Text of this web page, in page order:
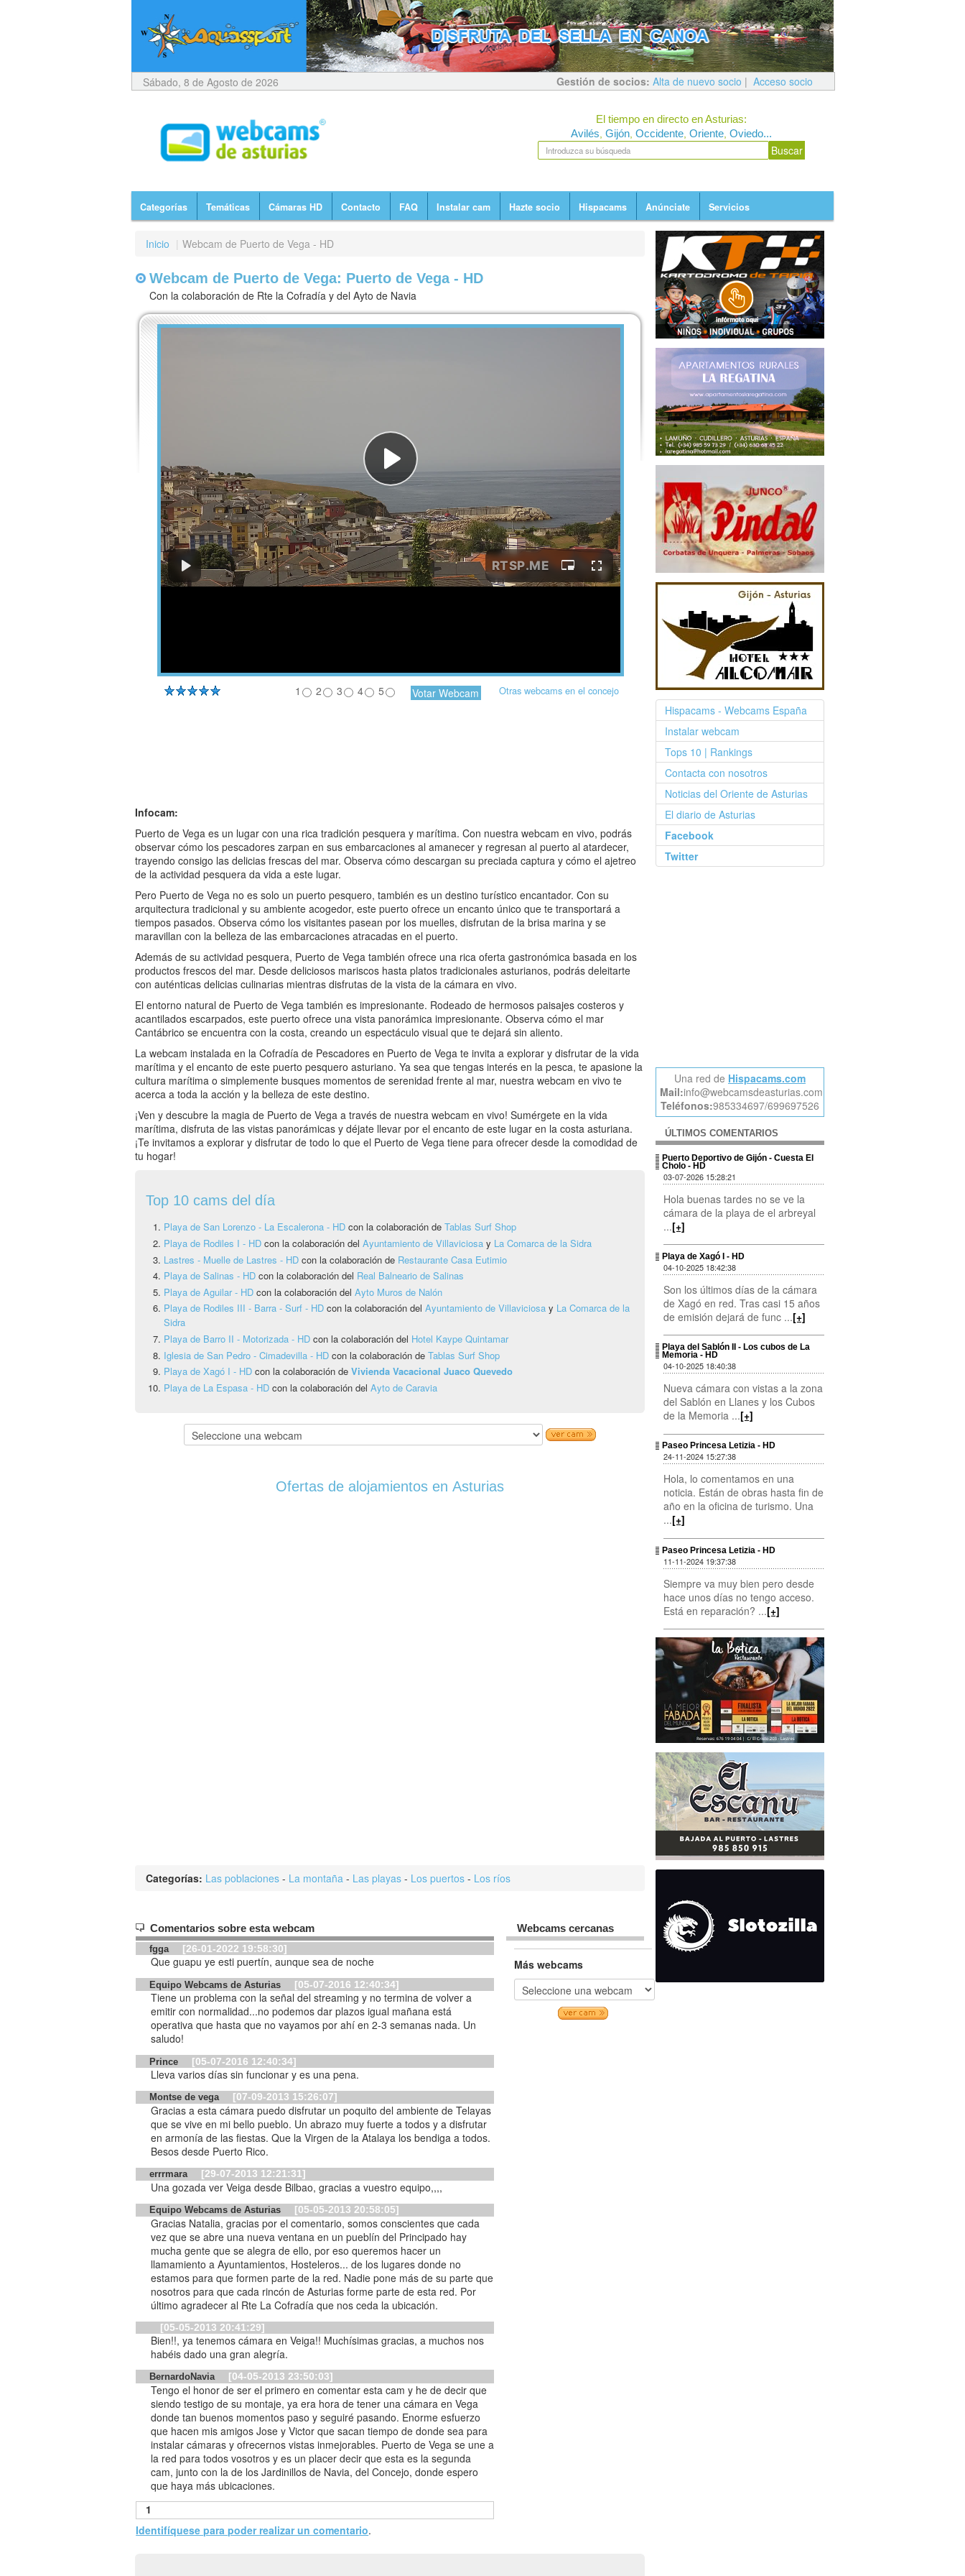
Sábado, 8 de Agosto de 2026 Acceso socio
Gestión de socios: Alta de nuevo socio |
El tiempo en directo en Asturias:
Avilés, Gijón, Occidente, Oriente, Oviedo...
Categorías Temáticas Cámaras HD Contacto FAQ Instalar cam Hazte socio Hispacams Anúnciate Servicios
Inicio | Webcam de Puerto de Vega - HD
Webcam de Puerto de Vega: Puerto de Vega - HD
Con la colaboración de Rte la Cofradía y del Ayto de Navia
1 2 3 4 5 Otras webcams en el concejo
Infocam:
Puerto de Vega es un lugar con una rica tradición pesquera y marítima. Con nuestra webcam en vivo, podrás
observar cómo los pescadores zarpan en sus embarcaciones al amanecer y regresan al puerto al atardecer,
trayendo consigo las delicias frescas del mar. Observa cómo descargan su preciada captura y cómo el ajetreo
de la actividad pesquera da vida a este lugar.
Pero Puerto de Vega no es solo un puerto pesquero, también es un destino turístico encantador. Con su
arquitectura tradicional y su ambiente acogedor, este puerto ofrece un encanto único que te transportará a
tiempos pasados. Observa cómo los visitantes pasean por los muelles, disfrutan de la brisa marina y se
maravillan con la belleza de las embarcaciones atracadas en el puerto.
Además de su actividad pesquera, Puerto de Vega también ofrece una rica oferta gastronómica basada en los
productos frescos del mar. Desde deliciosos mariscos hasta platos tradicionales asturianos, podrás deleitarte
con auténticas delicias culinarias mientras disfrutas de la vista de la cámara en vivo.
El entorno natural de Puerto de Vega también es impresionante. Rodeado de hermosos paisajes costeros y
acantilados escarpados, este puerto ofrece una vista panorámica impresionante. Observa cómo el mar
Cantábrico se encuentra con la costa, creando un espectáculo visual que te dejará sin aliento.
La webcam instalada en la Cofradía de Pescadores en Puerto de Vega te invita a explorar y disfrutar de la vida
marítima y el encanto de este puerto pesquero asturiano. Ya sea que tengas interés en la pesca, te apasione la
cultura marítima o simplemente busques momentos de serenidad frente al mar, nuestra webcam en vivo te
acerca a toda la acción y la belleza de este destino.
¡Ven y descubre la magia de Puerto de Vega a través de nuestra webcam en vivo! Sumérgete en la vida
marítima, disfruta de las vistas panorámicas y déjate llevar por el encanto de este lugar en la costa asturiana.
¡Te invitamos a explorar y disfrutar de todo lo que el Puerto de Vega tiene para ofrecer desde la comodidad de
tu hogar!
Top 10 cams del día
Playa de San Lorenzo - La Escalerona - HD con la colaboración de Tablas Surf Shop
Playa de Rodiles I - HD con la colaboración del Ayuntamiento de Villaviciosa y La Comarca de la Sidra
Lastres - Muelle de Lastres - HD con la colaboración de Restaurante Casa Eutimio
Playa de Salinas - HD con la colaboración del Real Balneario de Salinas
Playa de Aguilar - HD con la colaboración del Ayto Muros de Nalón
Playa de Rodiles III - Barra - Surf - HD con la colaboración del Ayuntamiento de Villaviciosa y La Comarca de la
Sidra
Playa de Barro II - Motorizada - HD con la colaboración del Hotel Kaype Quintamar
Iglesia de San Pedro - Cimadevilla - HD con la colaboración de Tablas Surf Shop
Playa de Xagó I - HD con la colaboración de Vivienda Vacacional Juaco Quevedo
Playa de La Espasa - HD con la colaboración del Ayto de Caravia
Ofertas de alojamientos en Asturias
Categorías: Las poblaciones - La montaña - Las playas - Los puertos - Los ríos
Comentarios sobre esta webcam
fgga [26-01-2022 19:58:30]
Que guapu ye esti puertín, aunque sea de noche
Equipo Webcams de Asturias [05-07-2016 12:40:34]
Tiene un problema con la señal del streaming y no termina de volver a
emitir con normalidad...no podemos dar plazos igual mañana está
operativa que hasta que no vayamos por ahí en 2-3 semanas nada. Un
saludo!
Prince [05-07-2016 12:40:34]
Lleva varios días sin funcionar y es una pena.
Montse de vega [07-09-2013 15:26:07]
Gracias a esta cámara puedo disfrutar un poquito del ambiente de Telayas
que se vive en mi bello pueblo. Un abrazo muy fuerte a todos y a disfrutar
en armonía de las fiestas. Que la Virgen de la Atalaya los bendiga a todos.
Besos desde Puerto Rico.
errrmara [29-07-2013 12:21:31]
Una gozada ver Veiga desde Bilbao, gracias a vuestro equipo,,,,
Equipo Webcams de Asturias [05-05-2013 20:58:05]
Gracias Natalia, gracias por el comentario, somos conscientes que cada
vez que se abre una nueva ventana en un pueblín del Principado hay
mucha gente que se alegra de ello, por eso queremos hacer un
llamamiento a Ayuntamientos, Hosteleros... de los lugares donde no
estamos para que formen parte de la red. Nadie pone más de su parte que
nosotros para que cada rincón de Asturias forme parte de esta red. Por
último agradecer al Rte La Cofradía que nos ceda la ubicación.
[05-05-2013 20:41:29]
Bien!!, ya tenemos cámara en Veiga!! Muchísimas gracias, a muchos nos
habéis dado una gran alegría.
BernardoNavia [04-05-2013 23:50:03]
Tengo el honor de ser el primero en comentar esta cam y he de decir que
siendo testigo de su montaje, ya era hora de tener una cámara en Vega
donde tan buenos momentos paso y seguiré pasando. Enorme esfuerzo
que hacen mis amigos Jose y Victor que sacan tiempo de donde sea para
instalar cámaras y ofrecernos vistas inmejorables. Puerto de Vega se une a
la red para todos vosotros y es un placer decir que esta es la segunda
cam, junto con la de los Jardinillos de Navia, del Concejo, donde espero
que haya más ubicaciones.
1
Identifíquese para poder realizar un comentario.
Webcams cercanas
Más webcams
Hispacams - Webcams España
Instalar webcam
Tops 10 | Rankings
Contacta con nosotros
Noticias del Oriente de Asturias
El diario de Asturias
Facebook
Twitter
Una red de Hispacams.com
Mail:info@webcamsdeasturias.com
Teléfonos:985334697/699697526
ÚLTIMOS COMENTARIOS
Puerto Deportivo de Gijón - Cuesta El
Cholo - HD
03-07-2026 15:28:21
Hola buenas tardes no se ve la
cámara de la playa de el arbreyal
...[+]
Playa de Xagó I - HD
04-10-2025 18:42:38
Son los últimos días de la cámara
de Xagó en red. Tras casi 15 años
de emisión dejará de func ...[+]
Playa del Sablón II - Los cubos de La
Memoria - HD
04-10-2025 18:40:38
Nueva cámara con vistas a la zona
del Sablón en Llanes y los Cubos
de la Memoria ...[+]
Paseo Princesa Letizia - HD
24-11-2024 15:27:38
Hola, lo comentamos en una
noticia. Están de obras hasta fin de
año en la oficina de turismo. Una
...[+]
Paseo Princesa Letizia - HD
11-11-2024 19:37:38
Siempre va muy bien pero desde
hace unos días no tengo acceso.
Está en reparación? ...[+]